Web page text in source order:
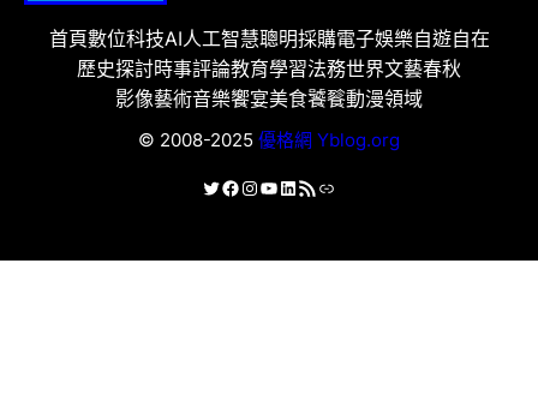
首頁數位科技AI人工智慧聰明採購電子娛樂自遊自在
歷史探討時事評論教育學習法務世界文藝春秋
影像藝術音樂饗宴美食饕餮動漫領域
© 2008-2025 優格網 Yblog.org
X Facebook
Instagram
YouTube
LinkedIn
RSS 資訊提供連結